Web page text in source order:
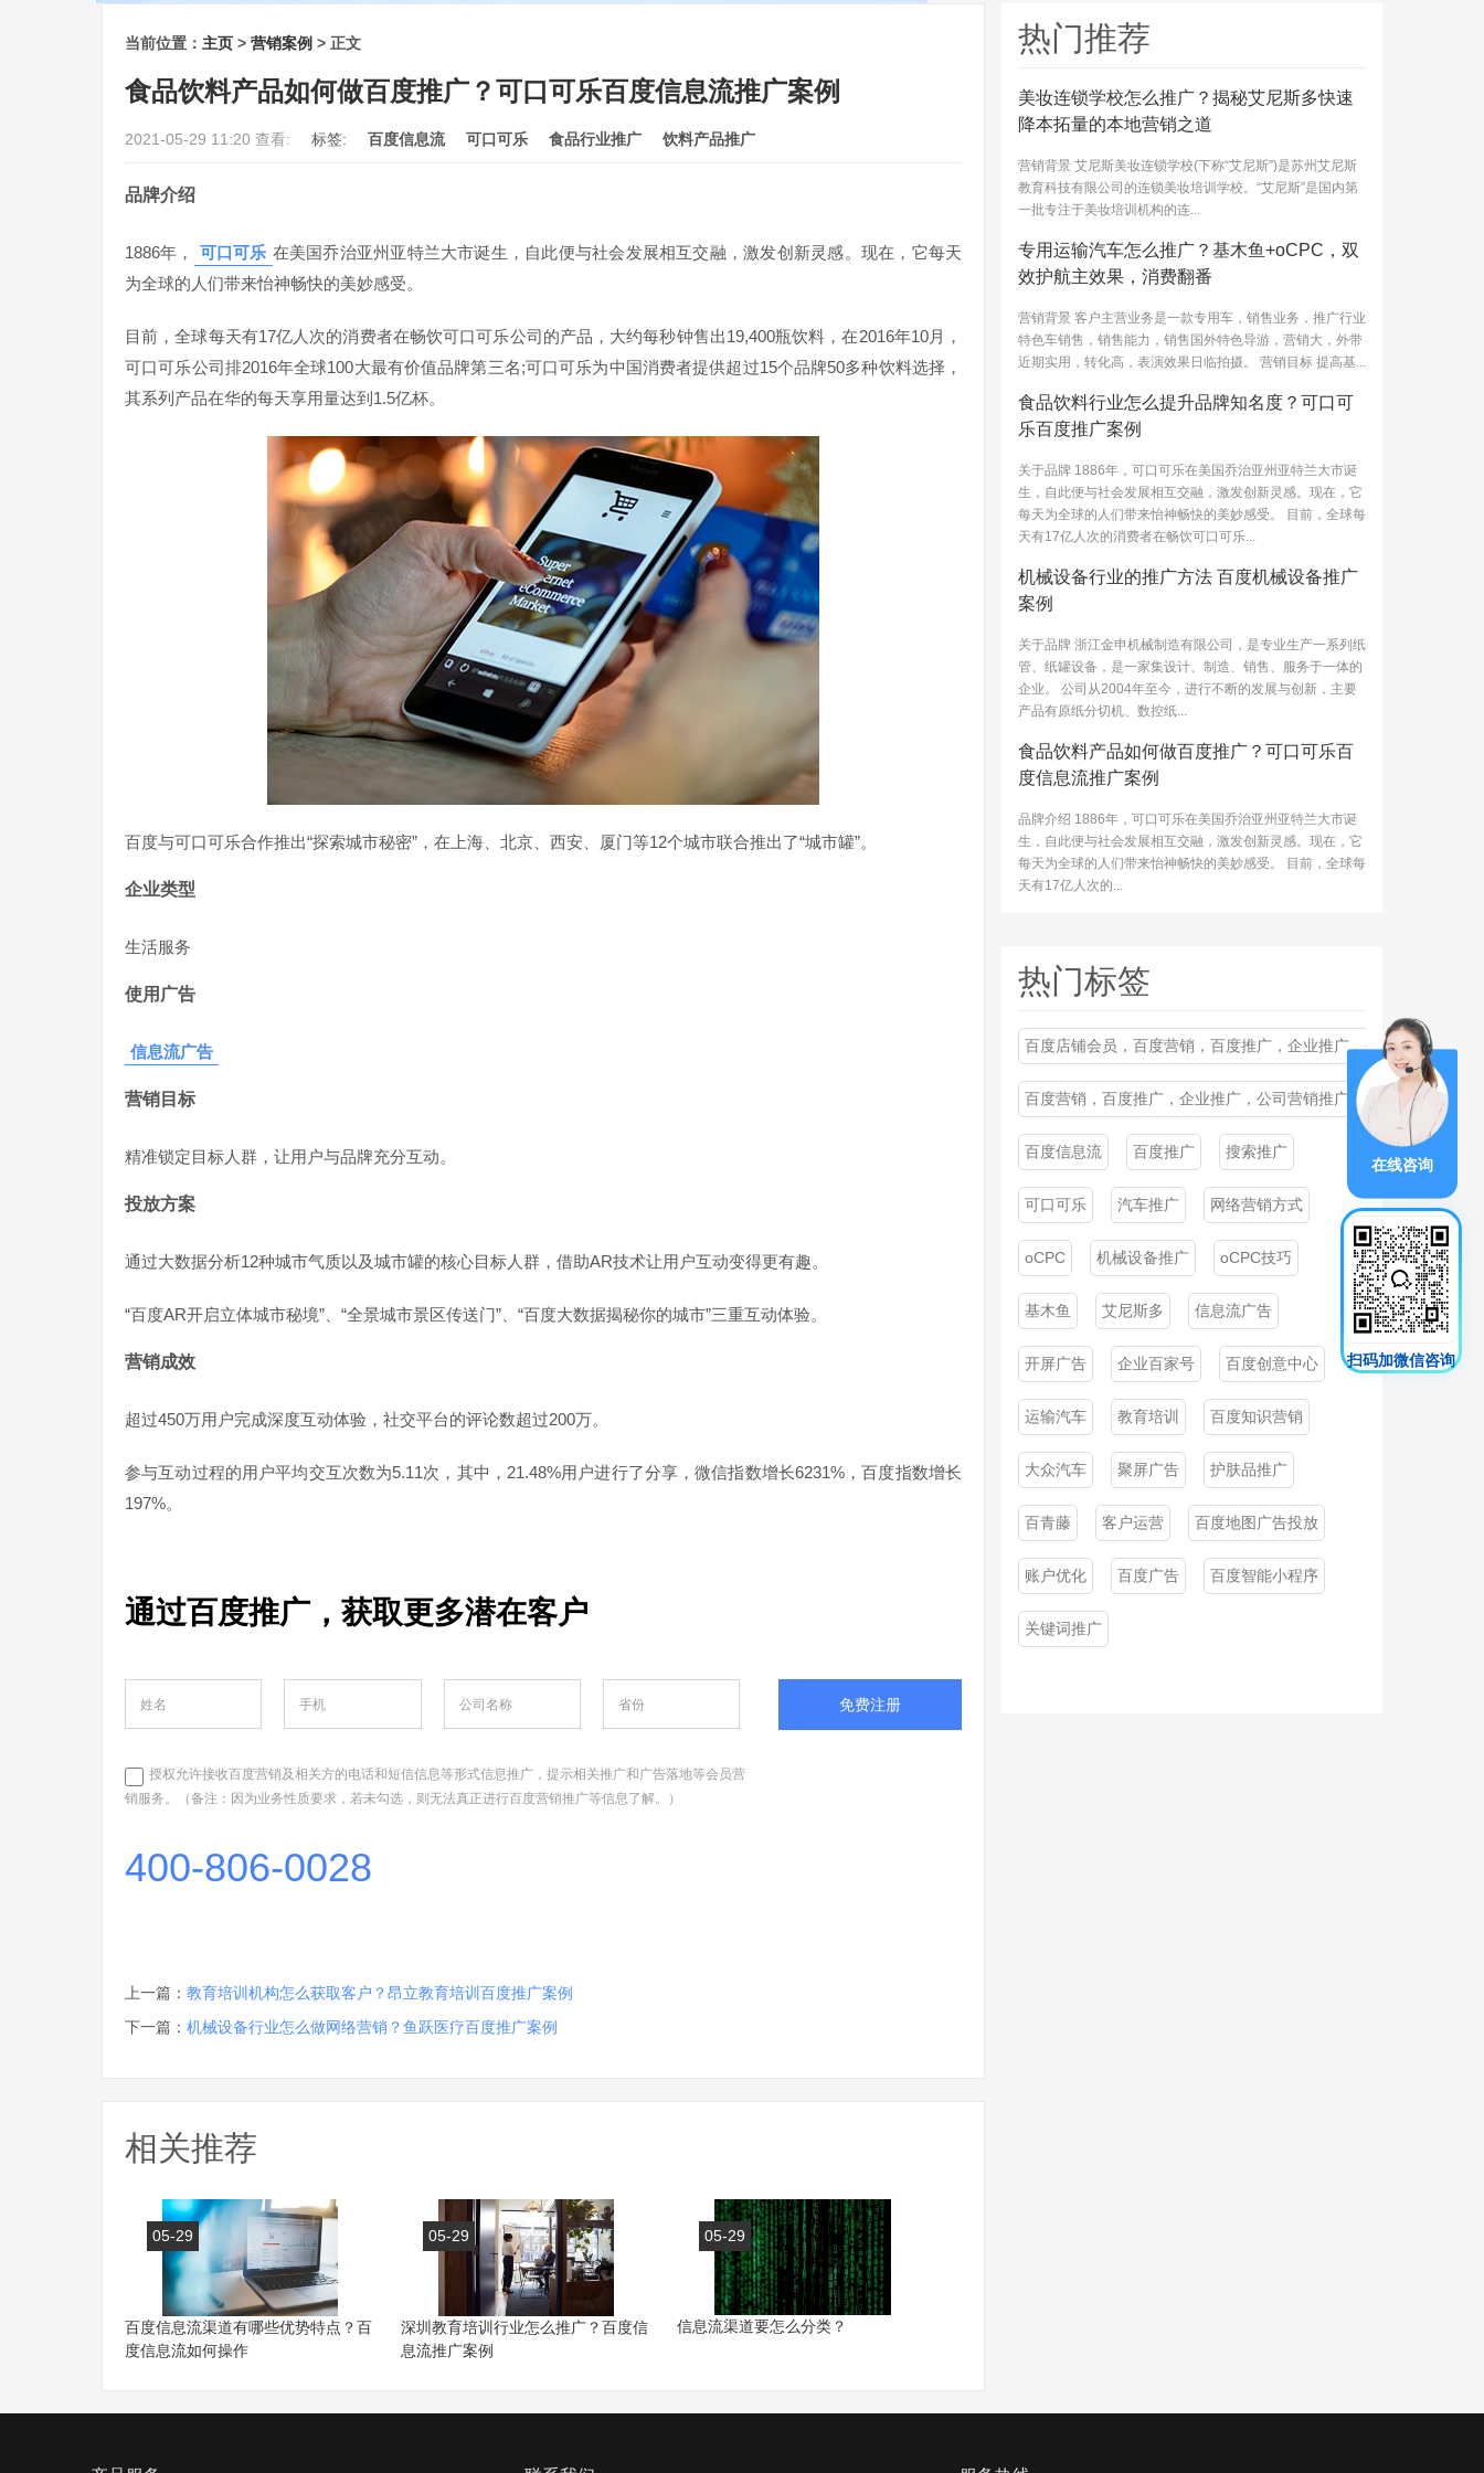
当前位置： 主页 > 营销案例 > 正文
食品饮料产品如何做百度推广？可口可乐百度信息流推广案例
2021-05-29 11:20 查看: 标签: 百度信息流 可口可乐 食品行业推广 饮料产品推广
品牌介绍
1886年， 可口可乐 在美国乔治亚州亚特兰大市诞生，自此便与社会发展相互交融，激发创新灵感。现在，它每天
为全球的人们带来怡神畅快的美妙感受。
目前，全球每天有17亿人次的消费者在畅饮可口可乐公司的产品，大约每秒钟售出19,400瓶饮料，在2016年10月，
可口可乐公司排2016年全球100大最有价值品牌第三名;可口可乐为中国消费者提供超过15个品牌50多种饮料选择，
其系列产品在华的每天享用量达到1.5亿杯。
百度与可口可乐合作推出“探索城市秘密”，在上海、北京、西安、厦门等12个城市联合推出了“城市罐”。
企业类型
生活服务
使用广告
信息流广告
营销目标
精准锁定目标人群，让用户与品牌充分互动。
投放方案
通过大数据分析12种城市气质以及城市罐的核心目标人群，借助AR技术让用户互动变得更有趣。
“百度AR开启立体城市秘境”、“全景城市景区传送门”、“百度大数据揭秘你的城市”三重互动体验。
营销成效
超过450万用户完成深度互动体验，社交平台的评论数超过200万。
参与互动过程的用户平均交互次数为5.11次，其中，21.48%用户进行了分享，微信指数增长6231%，百度指数增长
197%。
通过百度推广，获取更多潜在客户
免费注册
授权允许接收百度营销及相关方的电话和短信信息等形式信息推广，提示相关推广和广告落地等会员营
销服务。（备注：因为业务性质要求，若未勾选，则无法真正进行百度营销推广等信息了解。）
400-806-0028
上一篇： 教育培训机构怎么获取客户？昂立教育培训百度推广案例
下一篇： 机械设备行业怎么做网络营销？鱼跃医疗百度推广案例
相关推荐
05-29
百度信息流渠道有哪些优势特点？百
度信息流如何操作
05-29
深圳教育培训行业怎么推广？百度信
息流推广案例
05-29
信息流渠道要怎么分类？
热门推荐
美妆连锁学校怎么推广？揭秘艾尼斯多快速
降本拓量的本地营销之道
营销背景 艾尼斯美妆连锁学校(下称“艾尼斯”)是苏州艾尼斯
教育科技有限公司的连锁美妆培训学校。“艾尼斯”是国内第
一批专注于美妆培训机构的连...
专用运输汽车怎么推广？基木鱼+oCPC，双
效护航主效果，消费翻番
营销背景 客户主营业务是一款专用车，销售业务，推广行业
特色车销售，销售能力，销售国外特色导游，营销大，外带
近期实用，转化高，表演效果日临拍摄。 营销目标 提高基...
食品饮料行业怎么提升品牌知名度？可口可
乐百度推广案例
关于品牌 1886年，可口可乐在美国乔治亚州亚特兰大市诞
生，自此便与社会发展相互交融，激发创新灵感。现在，它
每天为全球的人们带来怡神畅快的美妙感受。 目前，全球每
天有17亿人次的消费者在畅饮可口可乐...
机械设备行业的推广方法 百度机械设备推广
案例
关于品牌 浙江金申机械制造有限公司，是专业生产一系列纸
管、纸罐设备，是一家集设计、制造、销售、服务于一体的
企业。 公司从2004年至今，进行不断的发展与创新，主要
产品有原纸分切机、数控纸...
食品饮料产品如何做百度推广？可口可乐百
度信息流推广案例
品牌介绍 1886年，可口可乐在美国乔治亚州亚特兰大市诞
生，自此便与社会发展相互交融，激发创新灵感。现在，它
每天为全球的人们带来怡神畅快的美妙感受。 目前，全球每
天有17亿人次的...
热门标签
百度店铺会员，百度营销，百度推广，企业推广，公司营销推广
百度营销，百度推广，企业推广，公司营销推广
百度信息流 百度推广 搜索推广
可口可乐 汽车推广 网络营销方式
oCPC 机械设备推广 oCPC技巧
基木鱼 艾尼斯多 信息流广告
开屏广告 企业百家号 百度创意中心
运输汽车 教育培训 百度知识营销
大众汽车 聚屏广告 护肤品推广
百青藤 客户运营 百度地图广告投放
账户优化 百度广告 百度智能小程序
关键词推广
在线咨询
扫码加微信咨询